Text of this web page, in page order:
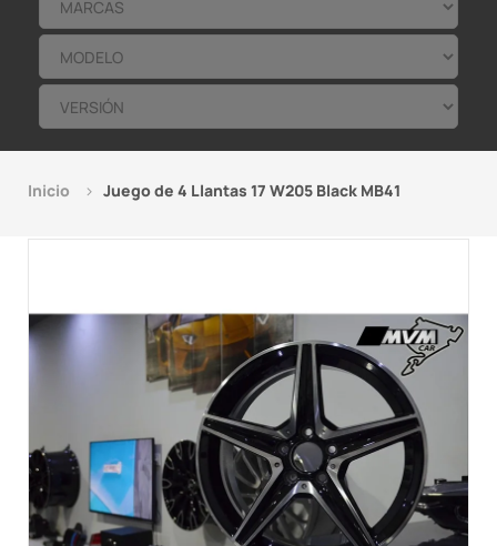
Inicio Juego de 4 Llantas 17 W205 Black MB41